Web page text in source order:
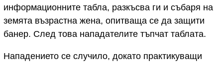
информационните табла, разкъсва ги и събаря на
земята възрастна жена, опитваща се да защити
банер. След това нападателите тъпчат таблата.
Нападението се случило, докато практикуващи